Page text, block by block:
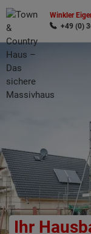
Winkler
+49 (0)
Ihr
Wonach